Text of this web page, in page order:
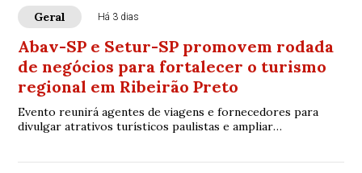
Geral Há 3 dias
Abav-SP e Setur-SP promovem rodada
de negócios para fortalecer o turismo
regional em Ribeirão Preto
Evento reunirá agentes de viagens e fornecedores para
divulgar atrativos turísticos paulistas e ampliar